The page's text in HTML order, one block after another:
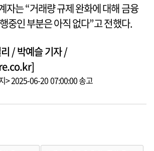
자는 “거래량 규제 완화에 대해 금융
중인 부분은 아직 없다”고 전했다.
/ 박예슬 기자 /
> 2025-06-20 07:00:00 송고